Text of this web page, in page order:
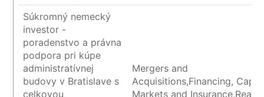
Súkromný nemecký
investor -
poradenstvo a právna
podpora pri kúpe
administratívnej
budovy v Bratislave s
celkovou
Mergers and
Acquisitions,Financing,
Markets and Insurance,Real